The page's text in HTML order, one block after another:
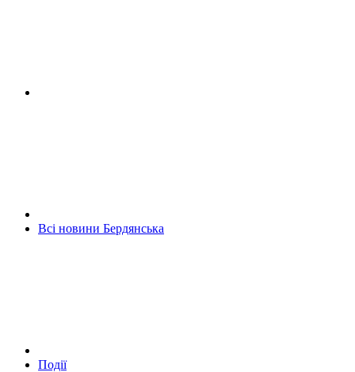
Всі новини Бердянська
Події